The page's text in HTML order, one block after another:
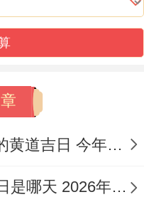
命跟福寿，虽为危
高升？此日冲虎煞
，农历冬月廿
。此日值神为明堂
2026年农历八月盖房子的黄道吉日 今年农历八月建房黄道吉日
2026年11月入宅最好吉日是哪天 2026年11月26日入宅黄道吉日